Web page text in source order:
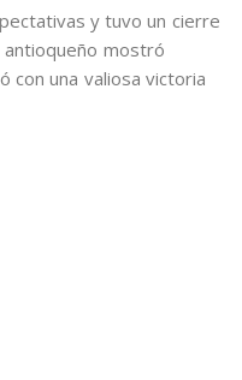
y tuvo un cierre
antioqueño mostró
con una valiosa victoria